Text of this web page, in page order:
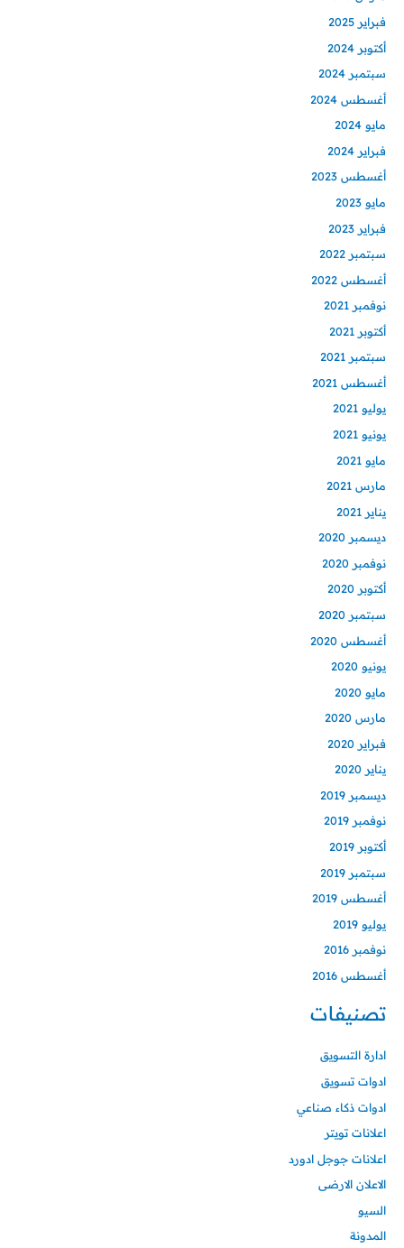
فبراير 2025
أكتوبر 2024
سبتمبر 2024
أغسطس 2024
مايو 2024
فبراير 2024
أغسطس 2023
مايو 2023
فبراير 2023
سبتمبر 2022
أغسطس 2022
نوفمبر 2021
أكتوبر 2021
سبتمبر 2021
أغسطس 2021
يوليو 2021
يونيو 2021
مايو 2021
مارس 2021
يناير 2021
ديسمبر 2020
نوفمبر 2020
أكتوبر 2020
سبتمبر 2020
أغسطس 2020
يونيو 2020
مايو 2020
مارس 2020
فبراير 2020
يناير 2020
ديسمبر 2019
نوفمبر 2019
أكتوبر 2019
سبتمبر 2019
أغسطس 2019
يوليو 2019
نوفمبر 2016
أغسطس 2016
تصنيفات
ادارة التسويق
ادوات تسويق
ادوات ذكاء صناعي
اعلانات تويتر
اعلانات جوجل ادورد
الاعلان الارضى
السيو
المدونة